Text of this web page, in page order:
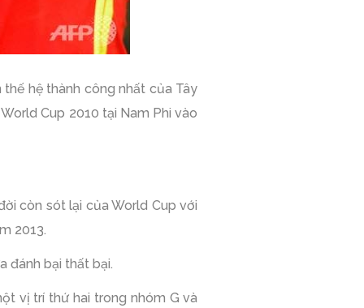
hệ thành công nhất của Tây
Cup 2010 tại Nam Phi vào
còn sót lại của World Cup với
2013.
đánh bại thất bại.
vị trí thứ hai trong nhóm G và